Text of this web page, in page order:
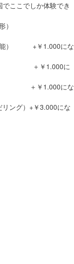
こでしか体験でき
能） +￥1.000にな
） ＋￥1.000に
＋￥1.000にな
グ）+￥3.000にな